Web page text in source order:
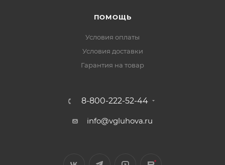
ПОМОЩЬ
Условия оплаты
Условия доставки
Гарантия на товар
8-800-222-52-44
info@vgluhova.ru